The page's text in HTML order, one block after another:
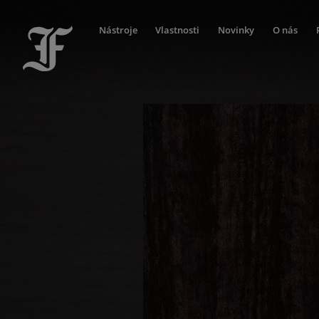
Nástroje Vlastnosti Novinky O nás